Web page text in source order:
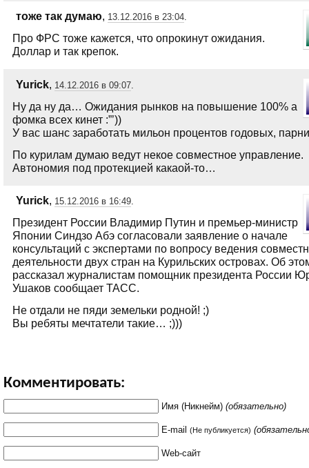
тоже так думаю, 13.12.2016 в 23:04.
Про ФРС тоже кажется, что опрокинут ожидания.
Доллар и так крепок.
Yurick, 14.12.2016 в 09:07.
Ну да ну да… Ожидания рынков на повышение 100% а
фомка всех кинет :”’))
У вас шанс заработать мильон процентов годовых,
По курилам думаю ведут некое совместное управление.
Автономия под протекцией какаой-то…
Yurick, 15.12.2016 в 16:49.
Президент России Владимир Путин и премьер-министр
Японии Синдзо Абэ согласовали заявление о начале
консультаций с экспертами по вопросу ведения
деятельности двух стран на Курильских островах. Об
рассказал журналистам помощник президента России
Ушаков сообщает ТАСС.
Не отдали не пяди земельки родной! ;)
Вы ребяты мечтатели такие… ;)))
Комментировать:
Имя (Никнейм) (обязательно)
E-mail (Не публикуется)
Web-сайт